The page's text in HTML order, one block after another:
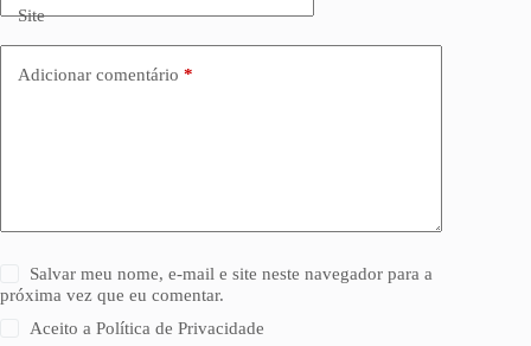
Site
Adicionar comentário *
Salvar meu nome, e-mail e site neste navegador para a
próxima vez que eu comentar.
Aceito aPolítica de Privacidade